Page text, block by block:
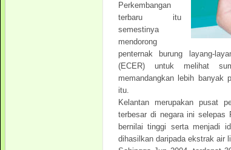
Perkembangan
terbaru itu
semestinya
mendorong
penternak burung layang-
(ECER) untuk melihat
memandangkan lebih banyak
itu.
Kelantan merupakan pusat
terbesar di negara ini selepas
bernilai tinggi serta menjadi
dihasilkan daripada ekstrak air